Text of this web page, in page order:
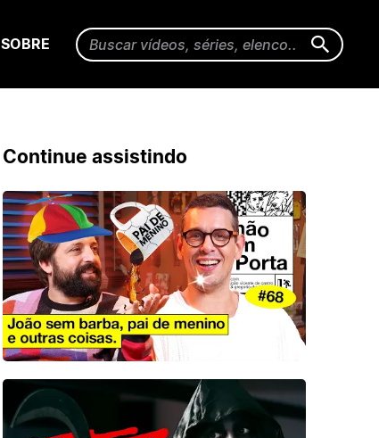
SOBRE
Continue assistindo